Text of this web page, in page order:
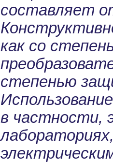
составляет
как со
степенью
в частности,